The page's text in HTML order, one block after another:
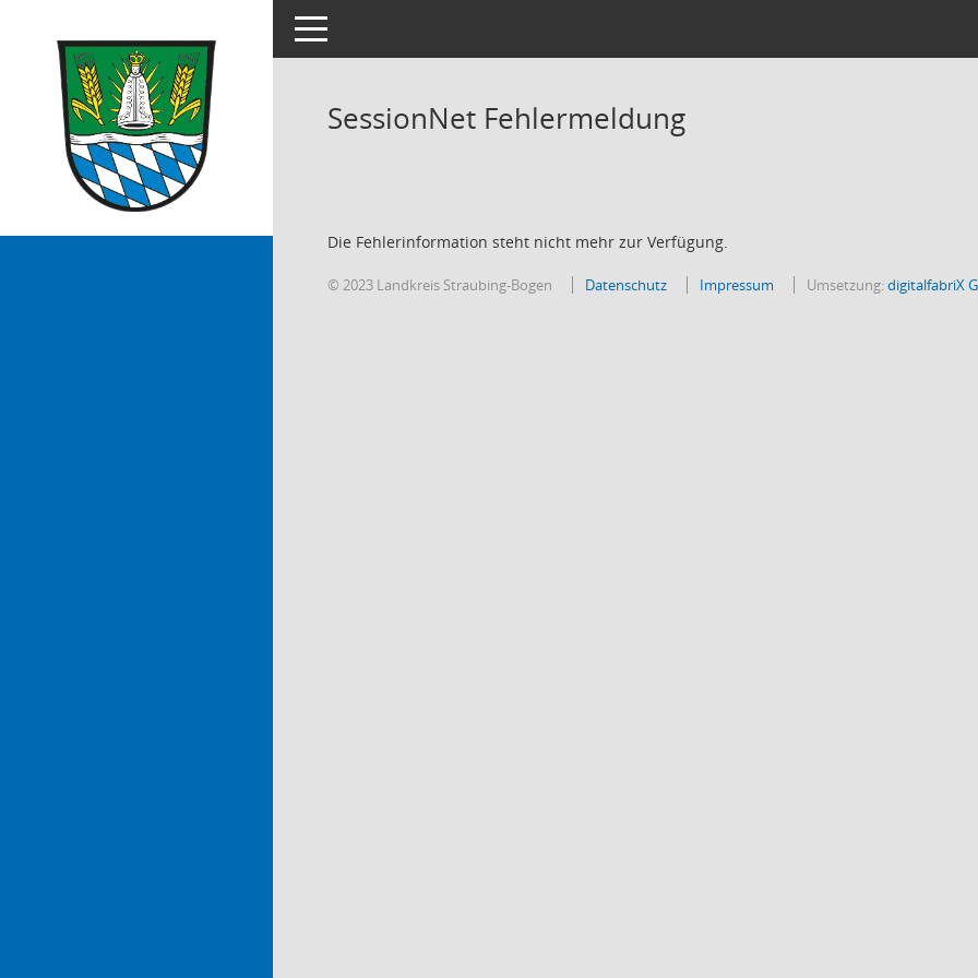
Toggle navigation
SessionNet Fehlermeldung
Die Fehlerinformation steht nicht mehr zur Verfügung.
© 2023 Landkreis Straubing-Bogen Datenschutz Impressum Umsetzung:digitalfabriX